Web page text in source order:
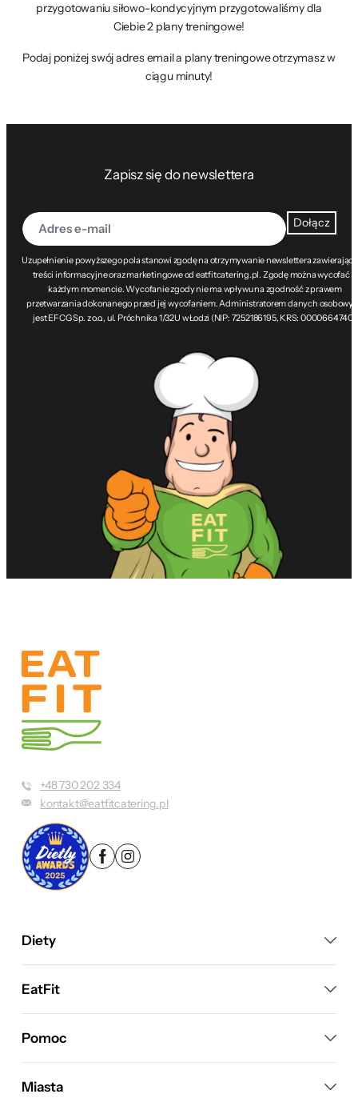
przygotowaniu siłowo-kondycyjnym przygotowaliśmy dla
Ciebie 2 plany treningowe!
Podaj poniżej swój adres email a plany treningowe otrzymasz w
ciągu minuty!
Zapisz się do newslettera
Uzupełnienie powyższego pola stanowi zgodę na otrzymywanie newslettera
treści informacyjne oraz marketingowe od eatfitcatering.pl. Zgodę można wycofać w
każdym momencie. Wycofanie zgody nie ma wpływu na zgodność z prawem
przetwarzania dokonanego przed jej wycofaniem. Administratorem danych
jest EFCG Sp. z o.o., ul. Próchnika 1/32U w Łodzi (NIP: 7252186195, KRS: 0000664740).
Dołącz
+48 730 202 334
kontakt@eatfitcatering.pl
Diety
EatFit
Pomoc
Miasta